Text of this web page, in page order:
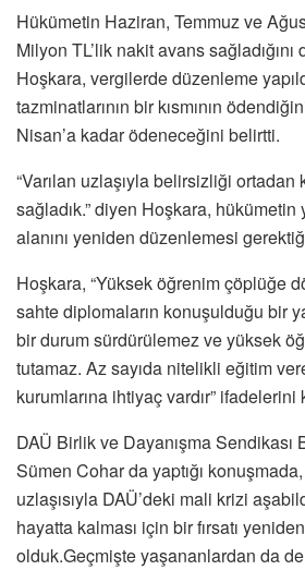
Hükümetin Haziran, Temmuz ve
Milyon TL’lik nakit avans sağladığını
Hoşkara, vergilerde düzenleme
tazminatlarının bir kısmının
Nisan’a kadar ödeneceğini belirtti.
“Varılan uzlaşıyla belirsizliği ortadan
sağladık.” diyen Hoşkara,
alanını yeniden düzenlemesi
Hoşkara, “Yüksek öğrenim çöplüğe
sahte diplomaların konuşulduğu bir
bir durum sürdürülemez ve yüksek
tutamaz. Az sayıda nitelikli eğitim
kurumlarına ihtiyaç vardır” ifadelerini
DAÜ Birlik ve Dayanışma Sendikası
Sümen Cohar da yaptığı
uzlaşısıyla DAÜ’deki mali krizi
hayatta kalması için bir fırsatı
olduk.Geçmişte yaşananlardan da